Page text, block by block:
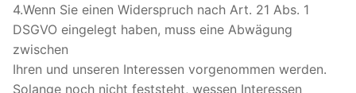
4.Wenn Sie einen Widerspruch nach Art. 21 Abs. 1
DSGVO eingelegt haben, muss eine Abwägung
zwischen
Ihren und unseren Interessen vorgenommen werden.
Solange noch nicht feststeht, wessen Interessen